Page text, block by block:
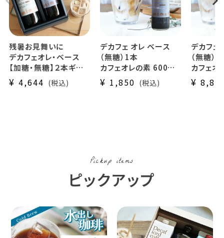
残暑お見舞いに
デカフェオレ・ベース
【加糖・無糖】２本ギフト
セット
カフェインレスのカフェ
¥ 4,644 税込
デカフェ オレ ベース
（無糖）1本
カフェオレの素 600ml
瓶タイプ 4~5倍希釈 /
砂糖不使用
¥ 1,850 税込
デカフェ
（無糖）
カフェオ
たり
瓶タイ
¥
Pickup items
ピックアップ